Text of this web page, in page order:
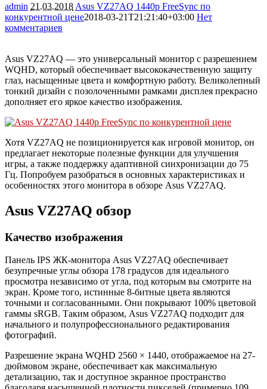
admin 21.03.2018 Asus VZ27AQ 1440p FreeSync по
конкурентной цене2018-03-21T21:21:40+03:00 Нет
комментариев
Asus VZ27AQ — это универсальный монитор с разрешением
WQHD, который обеспечивает высококачественную защиту
глаз, насыщенные цвета и комфортную работу. Великолепный
тонкий дизайн с позолоченными рамками дисплея прекрасно
дополняет его яркое качество изображения.
Хотя VZ27AQ не позиционируется как игровой монитор, он
предлагает некоторые полезные функции для улучшения
игры, а также поддержку адаптивной синхронизации до 75
Гц. Попробуем разобраться в основных характеристиках и
особенностях этого монитора в обзоре Asus VZ27AQ.
Asus VZ27AQ обзор
Качество изображения
Панель IPS ЖК-монитора Asus VZ27AQ обеспечивает
безупречные углы обзора 178 градусов для идеального
просмотра независимо от угла, под которым вы смотрите на
экран. Кроме того, истинные 8-битные цвета являются
точными и согласованными. Они покрывают 100% цветовой
гаммы sRGB. Таким образом, Asus VZ27AQ подходит для
начального и полупрофессионального редактирования
фотографий.
Разрешение экрана WQHD 2560 × 1440, отображаемое на 27-
дюймовом экране, обеспечивает как максимальную
детализацию, так и доступное экранное пространство